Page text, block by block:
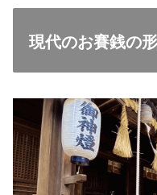
現代のお賽銭の